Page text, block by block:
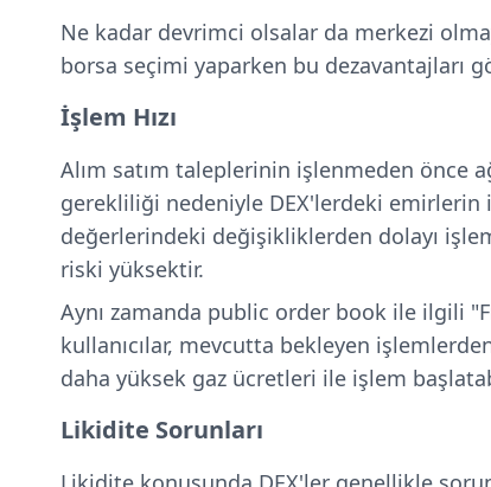
Ne kadar devrimci olsalar da merkezi
borsa seçimi yaparken bu dezavantajları
İşlem Hızı
Alım satım taleplerinin işlenmeden önce
gerekliliği nedeniyle DEX'lerdeki
değerlerindeki değişikliklerden dolayı
riski yüksektir.
Aynı zamanda public order book ile ilgili
kullanıcılar, mevcutta bekleyen
daha yüksek gaz ücretleri ile işlem
Likidite Sorunları